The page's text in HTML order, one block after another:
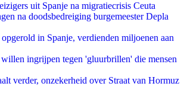
uit Spanje na migratiecrisis Ceuta
na doodsbedreiging burgemeester Depla
in Spanje, verdienden miljoenen aan
ingrijpen tegen 'gluurbrillen' die mensen
verder, onzekerheid over Straat van Hormuz